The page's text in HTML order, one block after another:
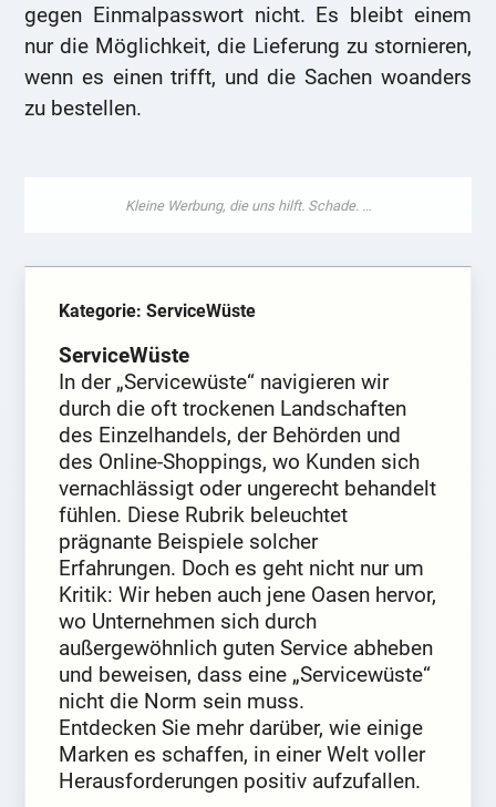
gegen Einmalpasswort nicht. Es bleibt einem
nur die Möglichkeit, die Lieferung zu stornieren,
wenn es einen trifft, und die Sachen woanders
zu bestellen.
Kategorie: ServiceWüste
ServiceWüste
In der „Servicewüste“ navigieren wir
durch die oft trockenen Landschaften
des Einzelhandels, der Behörden und
des Online-Shoppings, wo Kunden sich
vernachlässigt oder ungerecht behandelt
fühlen. Diese Rubrik beleuchtet
prägnante Beispiele solcher
Erfahrungen. Doch es geht nicht nur um
Kritik: Wir heben auch jene Oasen hervor,
wo Unternehmen sich durch
außergewöhnlich guten Service abheben
und beweisen, dass eine „Servicewüste“
nicht die Norm sein muss.
Entdecken Sie mehr darüber, wie einige
Marken es schaffen, in einer Welt voller
Herausforderungen positiv aufzufallen.